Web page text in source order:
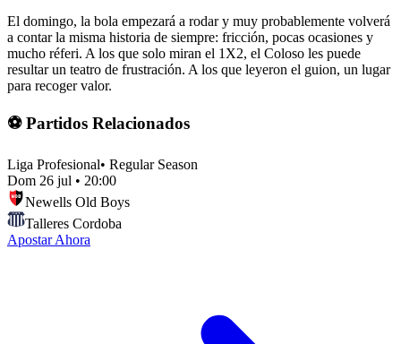
El domingo, la bola empezará a rodar y muy probablemente volverá
a contar la misma historia de siempre: fricción, pocas ocasiones y
mucho réferi. A los que solo miran el 1X2, el Coloso les puede
resultar un teatro de frustración. A los que leyeron el guion, un lugar
para recoger valor.
⚽ Partidos Relacionados
Liga Profesional• Regular Season
Dom 26 jul • 20:00
Newells Old Boys
Talleres Cordoba
Apostar Ahora